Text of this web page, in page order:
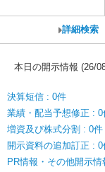
詳細検索
本日の開示情報 (26/
決算短信 : 0件
業績・配当予想修正 : 0
増資及び株式分割 : 0件
開示資料の追加訂正 : 0
PR情報・その他開示